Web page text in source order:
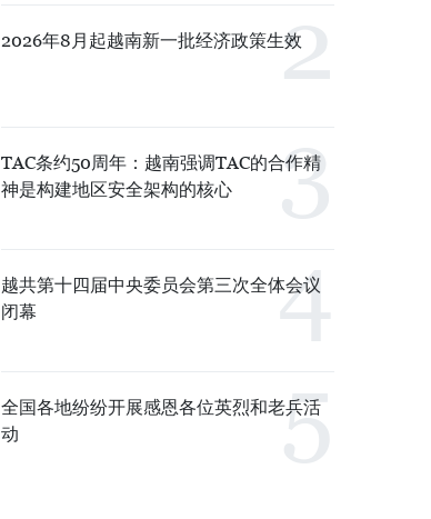
2026年8月起越南新一批经济政策生效
TAC条约50周年：越南强调TAC的合作精
神是构建地区安全架构的核心
越共第十四届中央委员会第三次全体会议
闭幕
全国各地纷纷开展感恩各位英烈和老兵活
动